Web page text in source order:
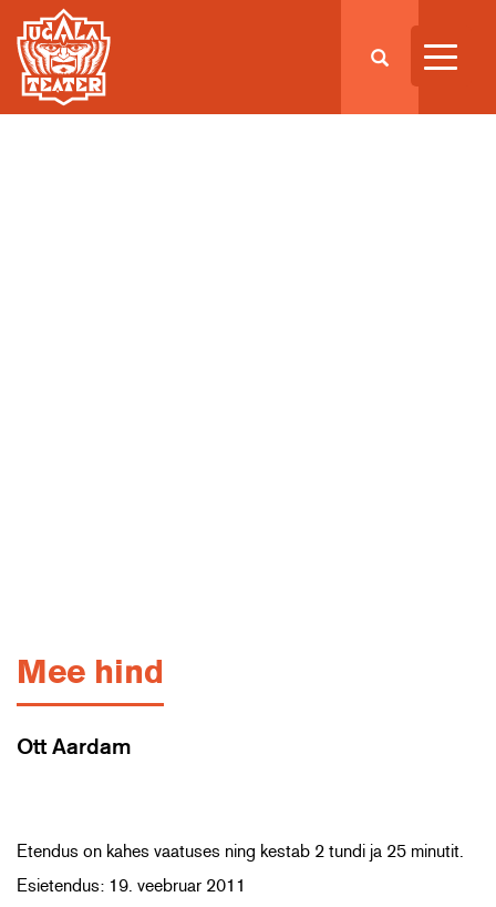
Mee hind
Ott Aardam
Etendus on kahes vaatuses ning kestab 2 tundi ja 25 minutit.
Esietendus: 19. veebruar 2011